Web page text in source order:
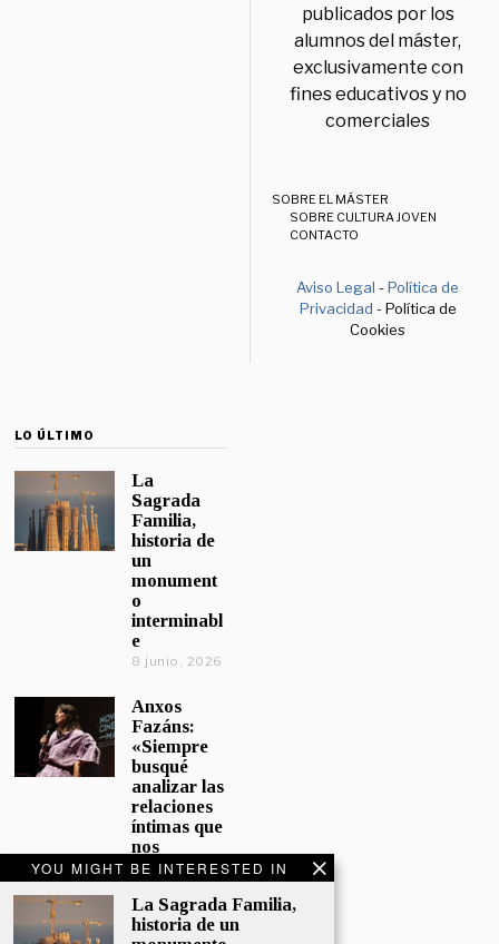
YOU MIGHT BE INTERESTED IN
La Sagrada Familia,
historia de un
publicados por los
alumnos del máster,
exclusivamente con
fines educativos y no
comerciales
SOBRE EL MÁSTER
SOBRE CULTURA JOVEN
CONTACTO
Aviso Legal -Política de
Privacidad - Política de
Cookies
LO ÚLTIMO
La
Sagrada
Familia,
historia de
un
monument
o
interminabl
e
8 junio, 2026
Anxos
Fazáns:
«Siempre
busqué
analizar las
relaciones
íntimas que
nos
afectan»
5 junio, 2026
El hijo de la